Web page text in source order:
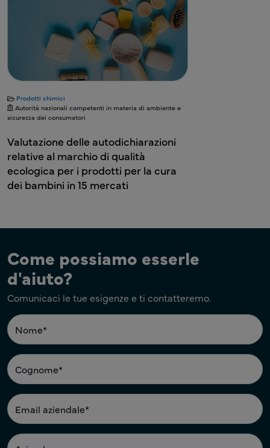
Prodotti chimici
Autorità nazionali competenti in materia di ambiente e
sicurezza dei consumatori
Valutazione delle autodichiarazioni
relative al marchio di qualità
ecologica per i prodotti per la cura
dei bambini in 15 mercati
Come possiamo esserle
d'aiuto?
Comunicaci le tue esigenze e ti contatteremo.